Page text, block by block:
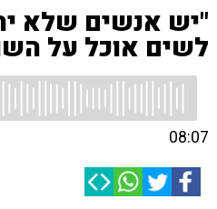
"יש אנשים שלא
לשים אוכל על
08:07